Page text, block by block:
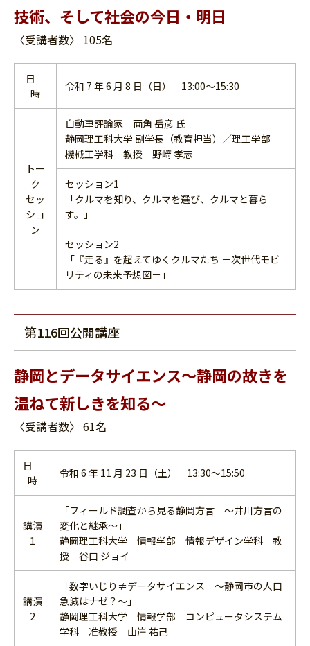
技術、そして社会の今日・明日
〈受講者数〉 105名
日
時
令和 7 年 6 月 8 日（日） 13:00～15:30
トー
ク
セッ
ショ
ン
自動車評論家 両角 岳彦 氏
静岡理工科大学 副学長（教育担当）／理工学部
機械工学科 教授 野﨑 孝志
セッション1
「クルマを知り、クルマを選び、クルマと暮ら
す。」
セッション2
「『走る』を超えてゆくクルマたち －次世代モビ
リティの未来予想図－」
第116回公開講座
静岡とデータサイエンス～静岡の故きを
温ねて新しきを知る～
〈受講者数〉 61名
日
時
令和 6 年 11 月 23 日（土） 13:30～15:50
講演
1
「フィールド調査から見る静岡方言 ～井川方言の
変化と継承～」
静岡理工科大学 情報学部 情報デザイン学科 教
授 谷口 ジョイ
講演
2
「数字いじり≠データサイエンス ～静岡市の人口
急減はナゼ？～」
静岡理工科大学 情報学部 コンピュータシステム
学科 准教授 山岸 祐己